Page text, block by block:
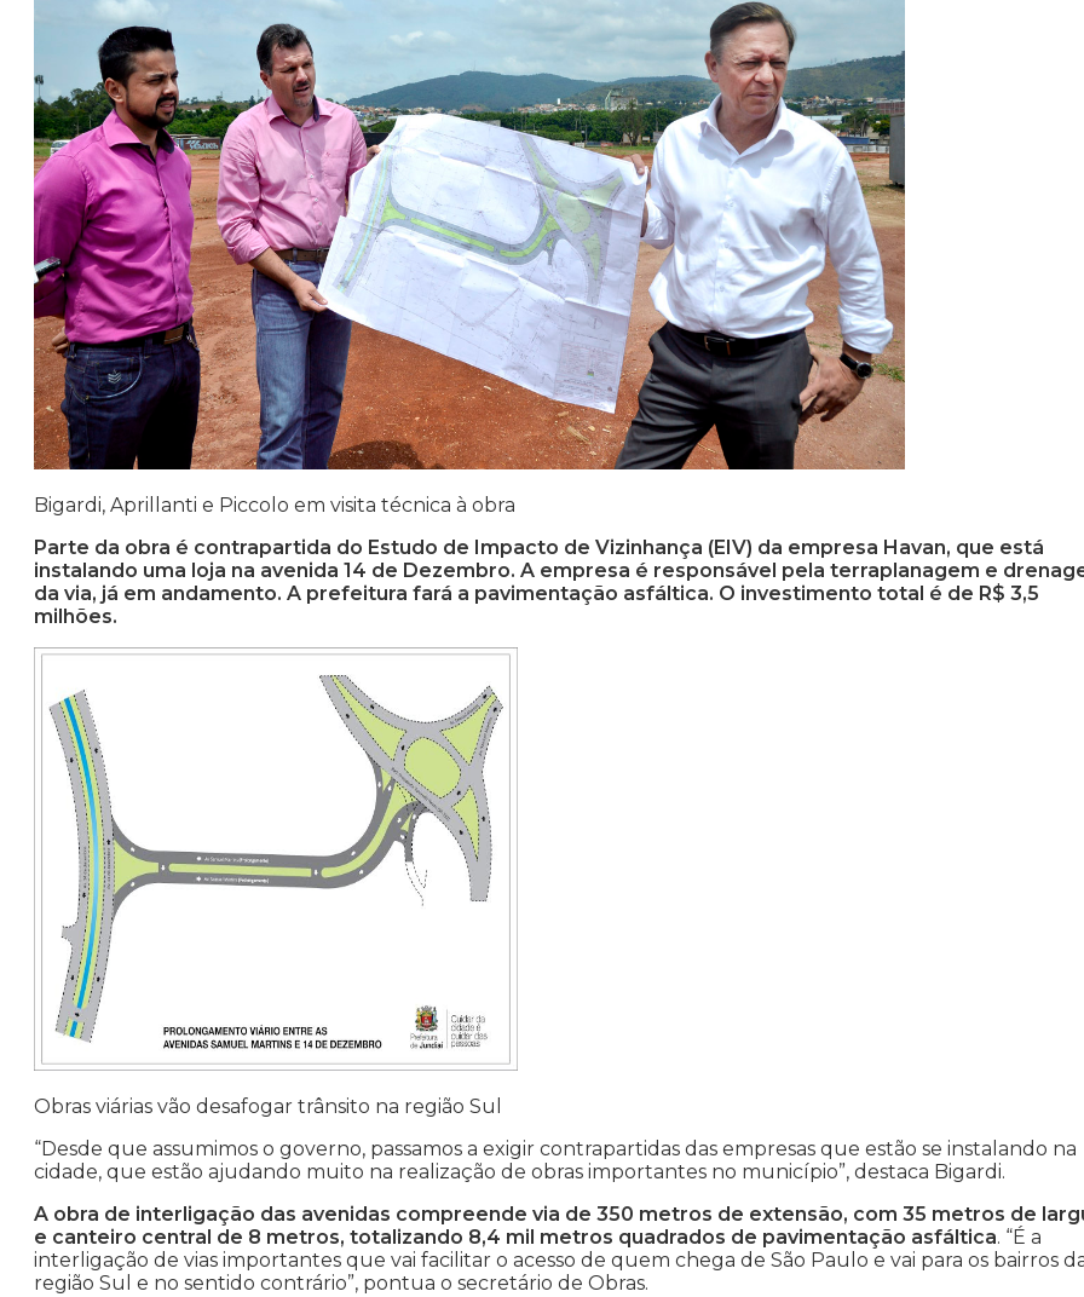
Bigardi, Aprillanti e Piccolo em visita técnica à obra
Parte da obra é contrapartida do Estudo de Impacto de Vizinhança (EIV) da empresa Havan, que está
instalando uma loja na avenida 14 de Dezembro. A empresa é responsável pela terraplanagem e
da via, já em andamento. A prefeitura fará a pavimentação asfáltica. O investimento total é de R$ 3,5
milhões.
Obras viárias vão desafogar trânsito na região Sul
“Desde que assumimos o governo, passamos a exigir contrapartidas das empresas que estão se instalando na
cidade, que estão ajudando muito na realização de obras importantes no município”, destaca Bigardi.
A obra de interligação das avenidas compreende via de 350 metros de extensão, com 35 metros de
e canteiro central de 8 metros, totalizando 8,4 mil metros quadrados de pavimentação asfáltica. “É a
interligação de vias importantes que vai facilitar o acesso de quem chega de São Paulo e vai para os bairros
região Sul e no sentido contrário”, pontua o secretário de Obras.